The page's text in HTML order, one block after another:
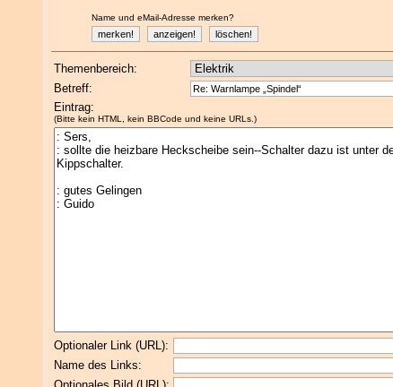
Name und eMail-Adresse merken?
Themenbereich:
Betreff:
Eintrag:
(Bitte kein HTML, kein BBCode und keine URLs.)
Optionaler Link (URL):
Name des Links: